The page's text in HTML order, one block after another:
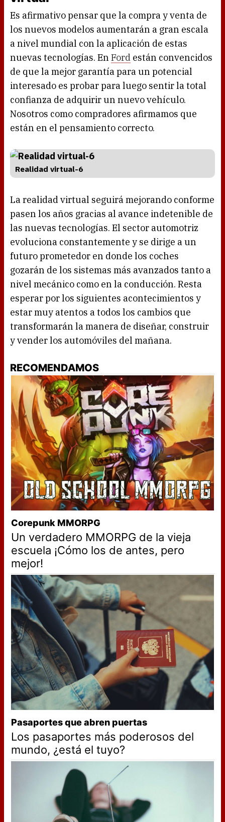
Es afirmativo pensar que la compra y venta de
los nuevos modelos aumentarán a gran escala
a nivel mundial con la aplicación de estas
nuevas tecnologías. En Ford están convencidos
de que la mejor garantía para un potencial
interesado es probar para luego sentir la total
confianza de adquirir un nuevo vehículo.
Nosotros como compradores afirmamos que
están en el pensamiento correcto.
Realidad virtual-6
La realidad virtual seguirá mejorando conforme
pasen los años gracias al avance indetenible de
las nuevas tecnologías. El sector automotriz
evoluciona constantemente y se dirige a un
futuro prometedor en donde los coches
gozarán de los sistemas más avanzados tanto a
nivel mecánico como en la conducción. Resta
esperar por los siguientes acontecimientos y
estar muy atentos a todos los cambios que
transformarán la manera de diseñar, construir
y vender los automóviles del mañana.
RECOMENDAMOS
Corepunk MMORPG
Un verdadero MMORPG de la vieja
escuela ¡Cómo los de antes, pero
mejor!
Pasaportes que abren puertas
Los pasaportes más poderosos del
mundo, ¿está el tuyo?